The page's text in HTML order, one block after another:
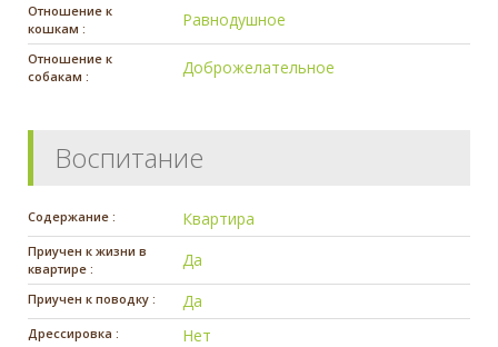
Отношение к
кошкам :
Равнодушное
Отношение к
собакам :
Доброжелательное
Воспитание
Содержание : Квартира
Приучен к жизни в
квартире :
Да
Приучен к поводку : Да
Дрессировка : Нет